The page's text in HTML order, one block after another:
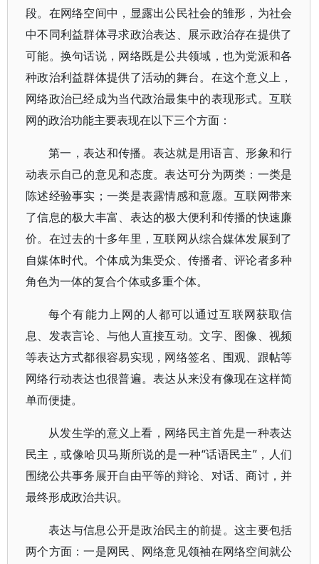
段。在网络空间中，显露出公民社会的雏形，为社会
中不同利益群体寻求政治表达、展示政治存在提供了
可能。换句话说，网络既是公共领域，也为党派和各
种政治利益群体提供了活动的舞台。在这个意义上，
网络政治已经成为当代政治最集中的表现形式。互联
网的政治功能主要表现在以下三个方面：
第一，表达和传播。表达就是用语言、形象和行
动表示自己的意见和态度。表达可分为两类：一类是
陈述经验事实；一类是表露情感和意愿。互联网带来
了信息的极大丰富、表达的极大便利和传播的快速廉
价。在过去的十多年里，互联网从综合媒体发展到了
自媒体时代。个体成为集受众、传播者、评论者多种
角色为一体的复合个体或多重个体。
每个有能力上网的人都可以通过互联网获取信
息、发表言论、与他人直接互动。文字、图像、视频
等表达方式都很容易实现，网络签名、围观、跟帖等
网络行动表达也很普遍。表达从来没有像现在这样简
单而便捷。
从发生学的意义上看，网络民主首先是一种表达
民主，或像哈贝马斯所说的是一种“话语民主”，人们
围绕公共事务展开自由平等的辩论、对话、商讨，并
最终形成政治共识。
表达与信息公开是政治民主的前提。这主要包括
两个方面：一是网民、网络意见领袖在网络空间就公